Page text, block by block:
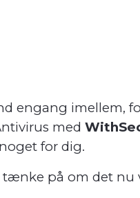
engang imellem,
med
for dig.
tænke på om det nu